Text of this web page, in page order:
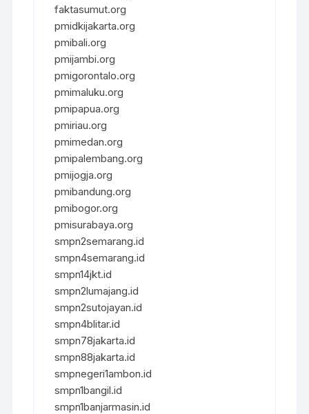
faktasumut.org
pmidkijakarta.org
pmibali.org
pmijambi.org
pmigorontalo.org
pmimaluku.org
pmipapua.org
pmiriau.org
pmimedan.org
pmipalembang.org
pmijogja.org
pmibandung.org
pmibogor.org
pmisurabaya.org
smpn2semarang.id
smpn4semarang.id
smpn14jkt.id
smpn2lumajang.id
smpn2sutojayan.id
smpn4blitar.id
smpn78jakarta.id
smpn88jakarta.id
smpnegeri1ambon.id
smpn1bangil.id
smpn1banjarmasin.id